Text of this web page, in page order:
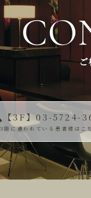
ご
【3F】03-5724-
3階に通われている患者様はこ